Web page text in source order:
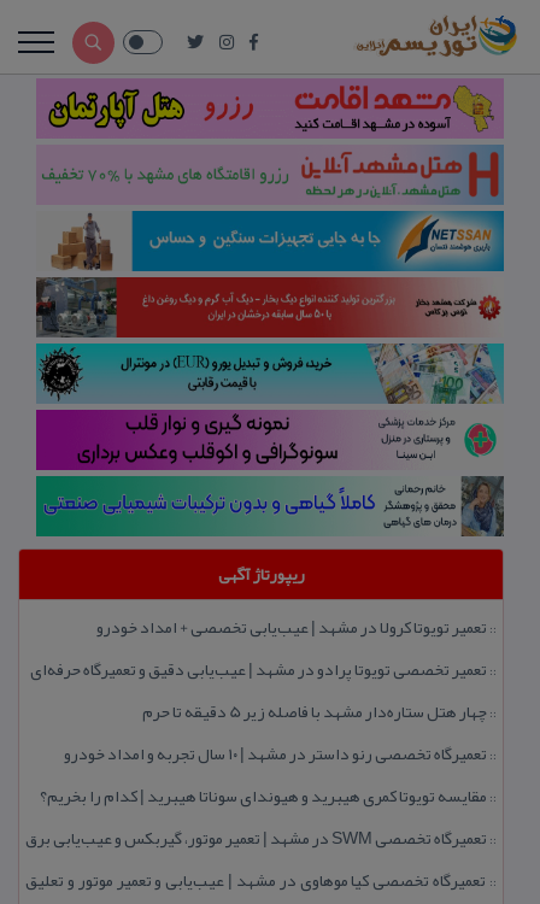
ریپورتاژ آگهی
:: تعمیر تویوتا كرولا در مشهد | عیب‌یابی تخصصی + امداد خودرو
:: تعمیر تخصصی تویوتا پرادو در مشهد | عیب‌یابی دقیق و تعمیرگاه حرفه‌ای
::چهار هتل‌ ستاره‌دار مشهد با فاصله زیر 5 دقیقه تا حرم
:: تعمیرگاه تخصصی رنو داستر در مشهد | ۱۰ سال تجربه و امداد خودرو
:: مقایسه تویوتا كمری هیبرید و هیوندای سوناتا هیبرید | كدام را بخریم؟
:: تعمیرگاه تخصصی SWM در مشهد | تعمیر موتور، گیربكس و عیب‌یابی برق
:: تعمیرگاه تخصصی كیا موهاوی در مشهد | عیب‌یابی و تعمیر موتور و تعلیق